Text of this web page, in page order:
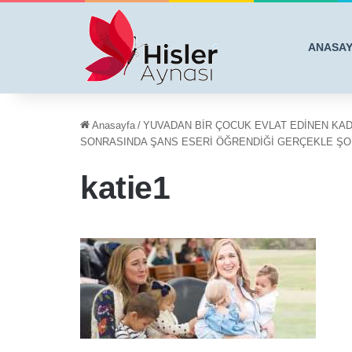
Anasayfa / YUVADAN BİR ÇOCUK EVLAT EDİNEN
SONRASINDA ŞANS ESERİ ÖĞRENDİĞİ GERÇEKLE
katie1